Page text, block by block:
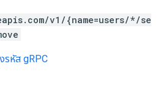
v1/{name=users/*/se
รหัส gRPC